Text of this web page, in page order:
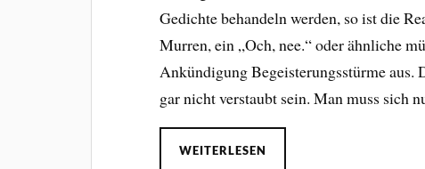
Gedichte behandeln werden, so ist die
Murren, ein „Och, nee.“ oder ähnliche
Ankündigung Begeisterungsstürme aus.
gar nicht verstaubt sein. Man muss sich
WEITERLESEN